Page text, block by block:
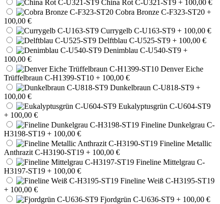
China Rot C-U321-ST9 + 100,00 €
Cobra Bronze C-F323-ST20 +
100,00 €
Currygelb C-U163-ST9 + 100,00 €
Delftblau C-U525-ST9 + 100,00 €
Denimblau C-U540-ST9 +
100,00 €
Denver Eiche
Trüffelbraun C-H1399-ST10 + 100,00 €
Dunkelbraun C-U818-ST9 +
100,00 €
Eukalyptusgrün C-U604-ST9
+ 100,00 €
Fineline Dunkelgrau C-
H3198-ST19 + 100,00 €
Fineline Metallic
Anthrazit C-H3190-ST19 + 100,00 €
Fineline Mittelgrau C-
H3197-ST19 + 100,00 €
Fineline Weiß C-H3195-ST19
+ 100,00 €
Fjordgrün C-U636-ST9 + 100,00 €